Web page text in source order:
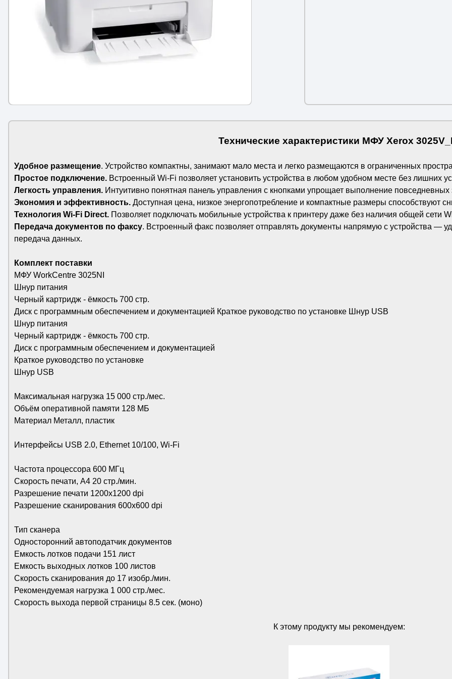
Технические характеристики МФУ Xerox
Удобное размещение. Устройство компактны, занимают мало места и легко размещаются в ограниченных
Простое подключение.Встроенный Wi-Fi позволяет установить устройства в любом удобном месте без лишних
Легкость управления.Интуитивно понятная панель управления с кнопками упрощает выполнение повседневных
Экономия и эффективность.Доступная цена, низкое энергопотребление и компактные размеры способствуют
Технология Wi-Fi Direct.Позволяет подключать мобильные устройства к принтеру даже без наличия общей сети
Передача документов по факсу. Встроенный факс позволяет отправлять документы напрямую с устройства —
передача данных.
Комплект поставки
МФУ WorkCentre 3025NI
Шнур питания
Черный картридж - ёмкость 700 стр.
Диск с программным обеспечением и документацией Краткое руководство по установке Шнур USB
Шнур питания
Черный картридж - ёмкость 700 стр.
Диск с программным обеспечением и документацией
Краткое руководство по установке
Шнур USB
Максимальная нагрузка 15 000 стр./мес.
Объём оперативной памяти 128 МБ
Материал Металл, пластик
Интерфейсы USB 2.0, Ethernet 10/100, Wi-Fi
Частота процессора 600 МГц
Скорость печати, А4 20 стр./мин.
Разрешение печати 1200x1200 dpi
Разрешение сканирования 600x600 dpi
Тип сканера
Односторонний автоподатчик документов
Емкость лотков подачи 151 лист
Емкость выходных лотков 100 листов
Скорость сканирования до 17 изобр./мин.
Рекомендуемая нагрузка 1 000 стр./мес.
Скорость выхода первой страницы 8.5 сек. (моно)
К этому продукту мы рекомендуем: